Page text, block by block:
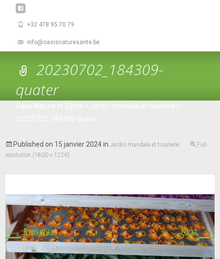
+32 478 95 70 79
info@oasisnaturesante.be
20230702_184309-
quater
Published on 15 janvier 2024inJardin mandala et tisanerie
Full
resolution (1800 × 1226)
←Previous Next→